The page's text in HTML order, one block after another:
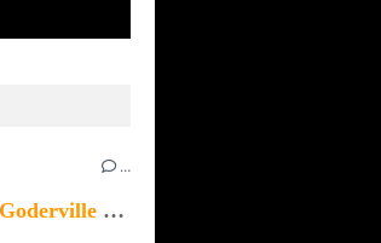
…
Bonjour la commune de Goderville recherche un ou...